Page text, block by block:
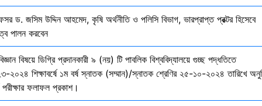
ড. জসিম উদ্দিন আহমেদ, কৃষি অর্থনীতি ও পলিসি বিভাগ, ভারপ্রাপ্ত প্রক্টর হিসেবে
পালন করবেন
বিষয়ে ডিগ্রি প্রদানকারী ৯ (নয়) টি পাবলিক বিশ্ববিদ্যালয়ে গুচ্ছ পদ্ধতিতে
২০২৪ শিক্ষাবর্ষে ১ম বর্ষ স্নাতক (সম্মান)/স্নাতক শ্রেণির ২৫-১০-২০২৪ তারিখে
পরীক্ষার ফলাফল প্রকাশ।